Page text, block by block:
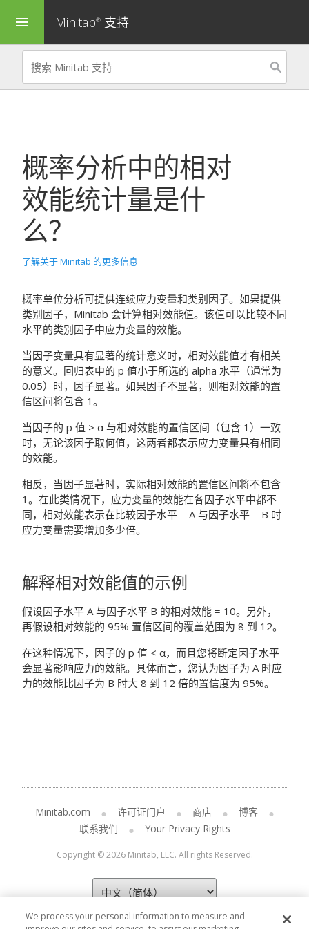
menu Minitab® 支持
概率分析中的相对
效能统计量是什
么？
了解关于 Minitab 的更多信息
概率单位分析可提供连续应力变量和类别因子。如果提供
类别因子，Minitab 会计算相对效能值。该值可以比较不同
水平的类别因子中应力变量的效能。
当因子变量具有显著的统计意义时，相对效能值才有相关
的意义。回归表中的 p 值小于所选的 alpha 水平（通常为
0.05）时，因子显著。如果因子不显著，则相对效能的置
信区间将包含 1。
当因子的 p 值 > α 与相对效能的置信区间（包含 1）一致
时，无论该因子取何值，这两者都表示应力变量具有相同
的效能。
相反，当因子显著时，实际相对效能的置信区间将不包含
1。在此类情况下，应力变量的效能在各因子水平中都不
同，相对效能表示在比较因子水平 = A 与因子水平 = B 时
应力变量需要增加多少倍。
解释相对效能值的示例
假设因子水平 A 与因子水平 B 的相对效能 = 10。另外，
再假设相对效能的 95% 置信区间的覆盖范围为 8 到 12。
在这种情况下，因子的 p 值 < α，而且您将断定因子水平
会显著影响应力的效能。具体而言，您认为因子为 A 时应
力的效能比因子为 B 时大 8 到 12 倍的置信度为 95%。
Minitab.com 许可证门户 商店
博客
联系我们
Your Privacy Rights
Copyright © 2026 Minitab, LLC. All rights Reserved.
We process your personal information to measure and